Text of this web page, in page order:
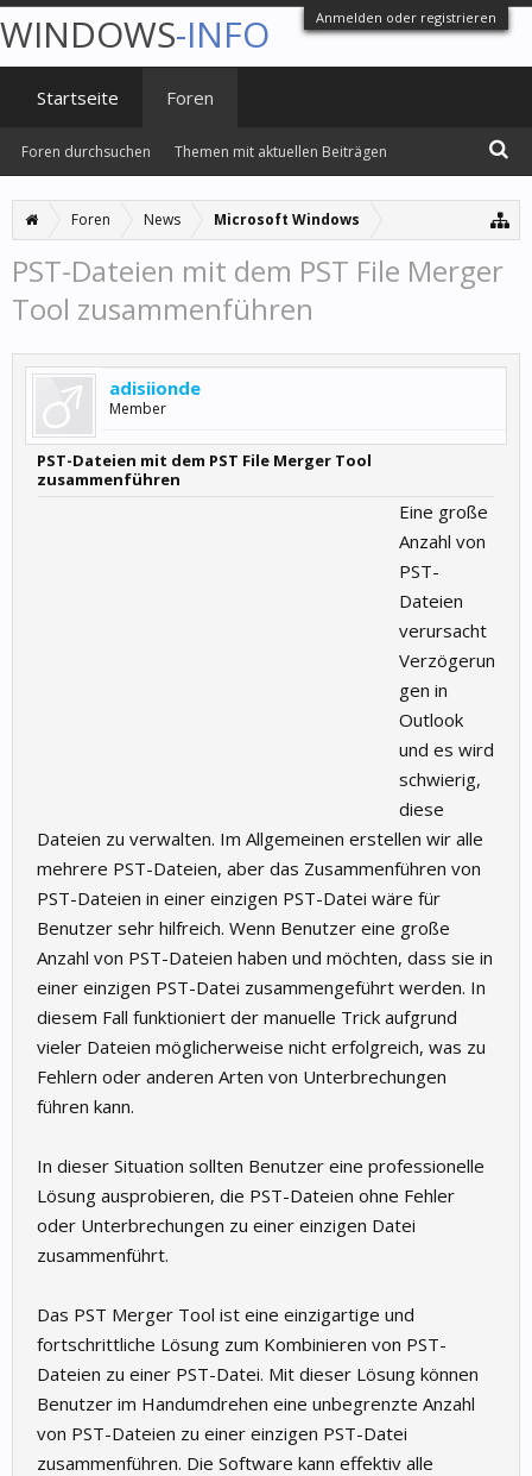
Anmelden oder registrieren
Foren News Microsoft Windows
PST-Dateien mit dem PST File Merger
Tool zusammenführen
adisiionde
Member
PST-Dateien mit dem PST File Merger Tool
zusammenführen
Eine große
Anzahl von
PST-
Dateien
verursacht
Verzögerun
gen in
Outlook
und es wird
schwierig,
diese
Dateien zu verwalten. Im Allgemeinen erstellen wir alle
mehrere PST-Dateien, aber das Zusammenführen von
PST-Dateien in einer einzigen PST-Datei wäre für
Benutzer sehr hilfreich. Wenn Benutzer eine große
Anzahl von PST-Dateien haben und möchten, dass sie in
einer einzigen PST-Datei zusammengeführt werden. In
diesem Fall funktioniert der manuelle Trick aufgrund
vieler Dateien möglicherweise nicht erfolgreich, was zu
Fehlern oder anderen Arten von Unterbrechungen
führen kann.
In dieser Situation sollten Benutzer eine professionelle
Lösung ausprobieren, die PST-Dateien ohne Fehler
oder Unterbrechungen zu einer einzigen Datei
zusammenführt.
Das PST Merger Tool ist eine einzigartige und
fortschrittliche Lösung zum Kombinieren von PST-
Dateien zu einer PST-Datei. Mit dieser Lösung können
Benutzer im Handumdrehen eine unbegrenzte Anzahl
von PST-Dateien zu einer einzigen PST-Datei
zusammenführen. Die Software kann effektiv alle
WINDOWS-INFO
Startseite Foren
Foren durchsuchen Themen mit aktuellen Beiträgen